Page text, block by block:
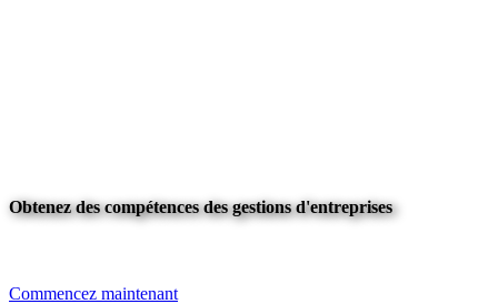
Obtenez des compétences des gestions d'entreprises
Commencez maintenant